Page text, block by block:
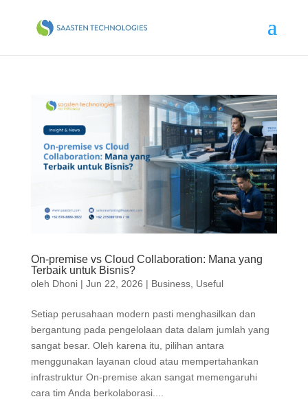
On-premise vs Cloud Collaboration: Mana yang
Terbaik untuk Bisnis?
oleh Dhoni| Jun 22, 2026 | Business, Useful
Setiap perusahaan modern pasti menghasilkan dan
bergantung pada pengelolaan data dalam jumlah yang
sangat besar. Oleh karena itu, pilihan antara
menggunakan layanan cloud atau mempertahankan
infrastruktur On-premise akan sangat memengaruhi
cara tim Anda berkolaborasi....